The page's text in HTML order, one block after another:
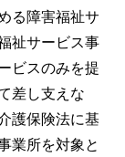
る障害福祉サ
祉サービス事
ビスのみを提
差し支えな
護保険法に基
業所を対象と